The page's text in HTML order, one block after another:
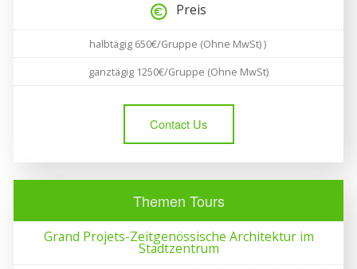
Preis
halbtägig 650€/Gruppe (Ohne MwSt) )
ganztägig 1250€/Gruppe (Ohne MwSt)
Contact Us
Themen Tours
Grand Projets-Zeitgenössische Architektur im
Stadtzentrum